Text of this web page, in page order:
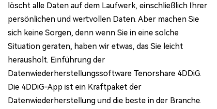
löscht alle Daten auf dem Laufwerk, einschließlich Ihrer
persönlichen und wertvollen Daten. Aber machen Sie
sich keine Sorgen, denn wenn Sie in eine solche
Situation geraten, haben wir etwas, das Sie leicht
herausholt. Einführung der
Datenwiederherstellungssoftware Tenorshare 4DDiG.
Die 4DDiG-App ist ein Kraftpaket der
Datenwiederherstellung und die beste in der Branche.